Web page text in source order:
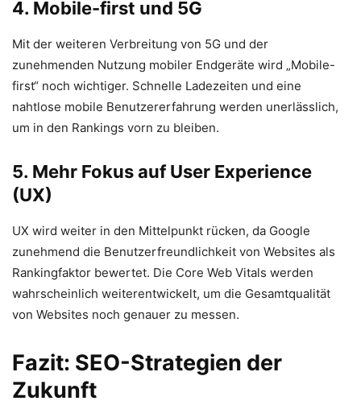
4. Mobile-first und 5G
Mit der weiteren Verbreitung von 5G und der
zunehmenden Nutzung mobiler Endgeräte wird „Mobile-
first“ noch wichtiger. Schnelle Ladezeiten und eine
nahtlose mobile Benutzererfahrung werden unerlässlich,
um in den Rankings vorn zu bleiben.
5. Mehr Fokus auf User Experience
(UX)
UX wird weiter in den Mittelpunkt rücken, da Google
zunehmend die Benutzerfreundlichkeit von Websites als
Rankingfaktor bewertet. Die Core Web Vitals werden
wahrscheinlich weiterentwickelt, um die Gesamtqualität
von Websites noch genauer zu messen.
Fazit: SEO-Strategien der
Zukunft